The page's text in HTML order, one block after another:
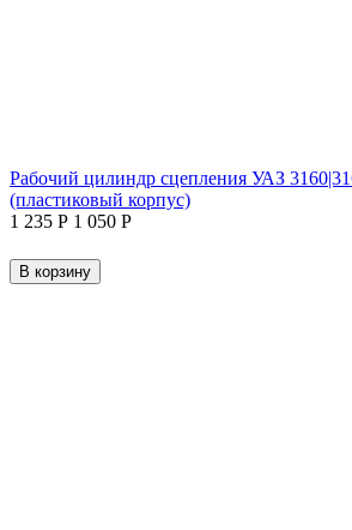
Рабочий цилиндр сцепления УАЗ
(пластиковый корпус)
1 235 Р 1 050 Р
В корзину